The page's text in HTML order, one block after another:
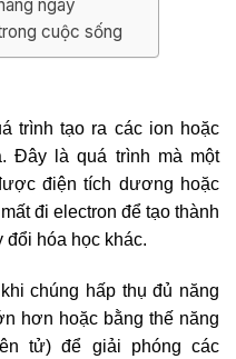
ngày
cuộc sống
trình tạo ra các ion hoặc
Đây là quá trình mà một
điện tích dương hoặc
đi electron để tạo thành
hóa học khác.
chúng hấp thụ đủ năng
hơn hoặc bằng thế năng
tử) để giải phóng các